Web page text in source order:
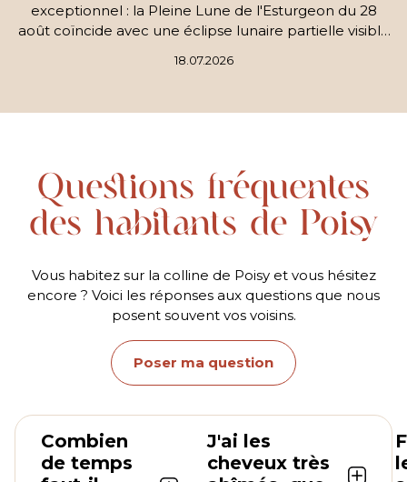
exceptionnel : la Pleine Lune de l'Esturgeon du 28
août coïncide avec une éclipse lunaire partielle visible
Découvrez les meilleures dates pour couper ou
Annecy.
18.07.2026
Questions fréquentes
des habitants de Poisy
Vous habitez sur la colline de Poisy et vous hésitez
encore ? Voici les réponses aux questions que nous
posent souvent vos voisins.
Poser ma question
Combien
de temps
J'ai les
cheveux très